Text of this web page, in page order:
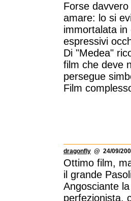
Forse
amare: lo si
immortalata in
espressivi
Di "Medea"
film che deve
persegue
Film
dragonfly @ 24/09/
Ottimo film,
il grande
Angosciante
perfezionista,